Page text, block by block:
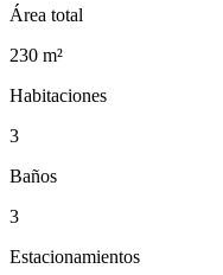
Área total
230 m²
Habitaciones
3
Baños
3
Estacionamientos